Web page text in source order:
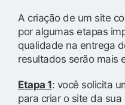
A criação de um site
por algumas etapas
qualidade na entrega
resultados serão mais
Etapa 1: você solicita
para criar o site da